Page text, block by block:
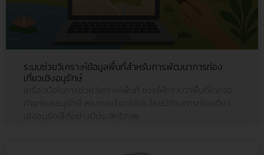
ระบบช่วยวิเคราะห์ข้อมูลพื้นที่สำหรับการพัฒนาการท่อง
เที่ยวเชิงอนุรักษ์
ค่าแก่การอนุรักษ์ สามารถนำมาใช้ประโยชน์ด้านการท่องเที่ยว
เชิงอนุรักษ์ได้อย่างมีประสิทธิภาพ